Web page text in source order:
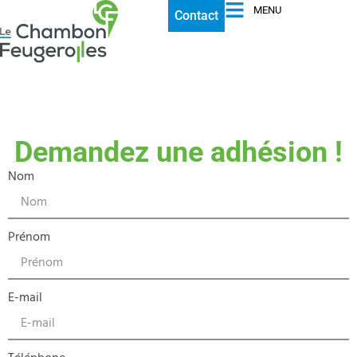
Contact MENU
Demandez une adhésion !
Nom
Prénom
E-mail